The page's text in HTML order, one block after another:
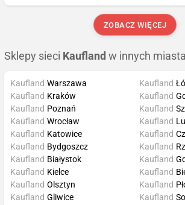
ZOBACZ WIĘCEJ
Sklepy sieci Kaufland w innych
Kaufland Warszawa
Kaufland Kraków
Kaufland Poznań
Kaufland Wrocław
Kaufland
Kaufland
Kaufland
Kaufland
Kaufland Katowice
Kaufland Bydgoszcz
Kaufland Białystok
Kaufland Kielce
Kaufland
Kaufland
Kaufland
Kaufland
Kaufland Olsztyn
Kaufland Gliwice
Kaufland
Kaufland